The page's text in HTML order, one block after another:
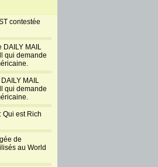
contestée
DAILY MAIL
qui demande
MAIL
qui demande
Qui est Rich
de
au World